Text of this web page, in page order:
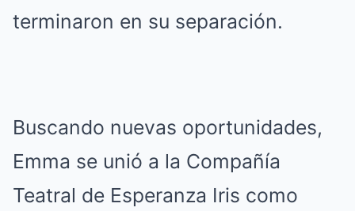
terminaron en su separación.
Buscando nuevas oportunidades,
Emma se unió a la Compañía
Teatral de Esperanza Iris como